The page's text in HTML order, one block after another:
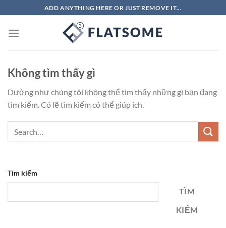
qua
nội
ADD ANYTHING HERE OR JUST REMOVE IT...
Không tìm thấy gì
Dường như chúng tôi không thể tìm thấy những gì bạn đang
tìm kiếm. Có lẽ tìm kiếm có thể giúp ích.
Tìm kiếm
TÌM
KIẾM